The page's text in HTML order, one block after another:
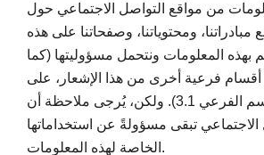
من مواقع التواصل الاجتماعي حول
مبادراتنا، ومحتوياتنا، وصفحاتنا على هذه
بهذه المعلومات ونتحمل مسؤوليتها (كما
فرعية أخرى من هذا الإشعار، على
سبيل المثال القسم الفرعي 3.1). ولكن، يُرجى ملاحظة أن
الاجتماعي تبقى مسؤولةً عن استخداماتها
الخاصة لهذه المعلومات.